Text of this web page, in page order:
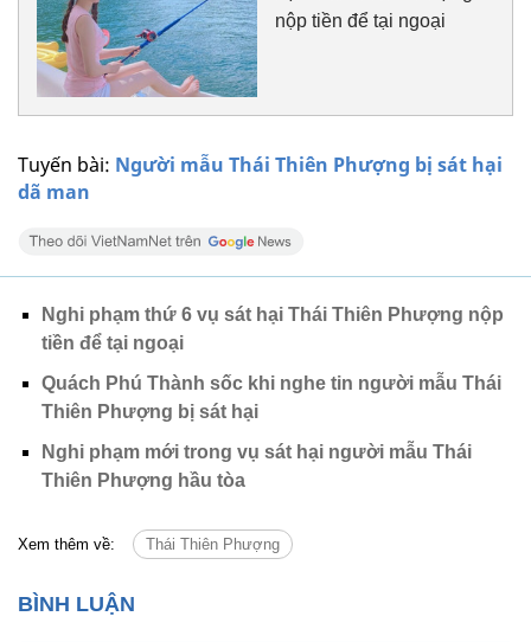
Tuyến bài: Người mẫu Thái Thiên Phượng bị sát hại
dã man
nộp tiền để tại ngoại
Nghi phạm thứ 6 vụ sát hại Thái Thiên Phượng nộp
tiền để tại ngoại
Quách Phú Thành sốc khi nghe tin người mẫu Thái
Thiên Phượng bị sát hại
Nghi phạm mới trong vụ sát hại người mẫu Thái
Thiên Phượng hầu tòa
Xem thêm về: Thái Thiên Phượng